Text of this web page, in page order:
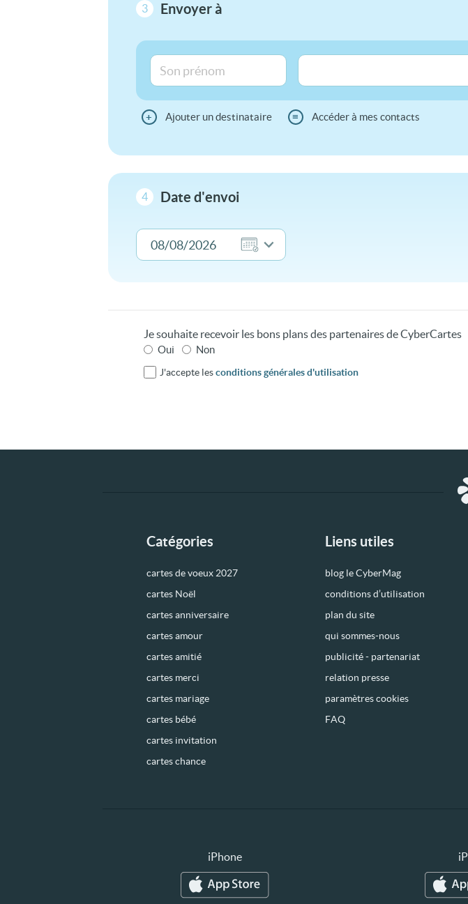
3 Envoyer à
+ Ajouter un destinataire ≡ Accéder à mes contacts
4 Date d'envoi
Je souhaite recevoir les bons plans des partenaires de CyberCartes
Oui Non
J'accepte lesconditions générales d'utilisation
Catégories
cartes de voeux 2027
cartes Noël
cartes anniversaire
cartes amour
cartes amitié
cartes merci
cartes mariage
cartes bébé
cartes invitation
cartes chance
Liens utiles
blog le CyberMag
conditions d’utilisation
plan du site
qui sommes-nous
publicité - partenariat
relation presse
paramètres cookies
FAQ
iPhone